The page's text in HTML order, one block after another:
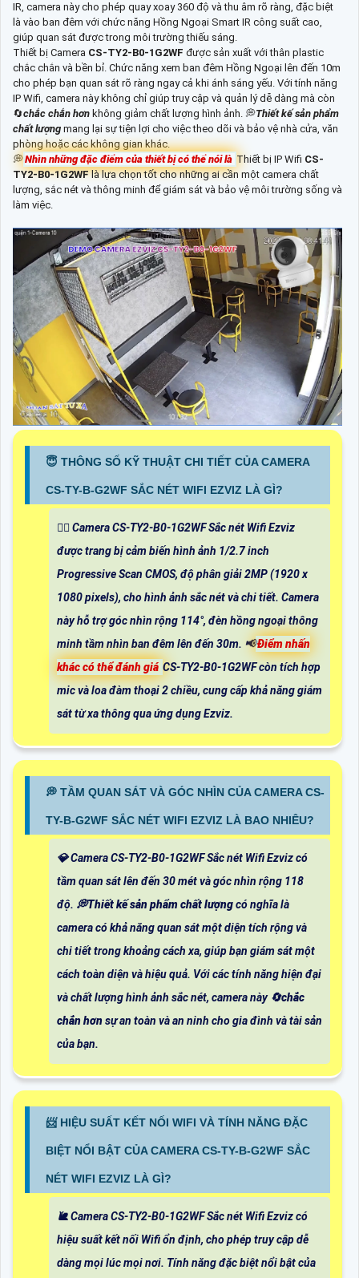
IR, camera này cho phép quay xoay 360 độ và thu âm rõ ràng, đặc biệt
là vào ban đêm với chức năng Hồng Ngoại Smart IR công suất cao,
giúp quan sát được trong môi trường thiếu sáng.
Thiết bị Camera CS-TY2-B0-1G2WF được sản xuất với thân plastic
chắc chắn và bền bỉ. Chức năng xem ban đêm Hồng Ngoại lên đến 10m
cho phép bạn quan sát rõ ràng ngay cả khi ánh sáng yếu. Với tính năng
IP Wifi, camera này không chỉ giúp truy cập và quản lý dễ dàng mà còn
🔄chắc chắn hơn không giảm chất lượng hình ảnh. 💭Thiết kế sản phẩm
chất lượng mang lại sự tiện lợi cho việc theo dõi và bảo vệ nhà cửa, văn
phòng hoặc các không gian khác.
💭Nhìn những đặc điểm của thiết bị có thể nói là Thiết bị IP Wifi CS-
TY2-B0-1G2WFlà lựa chọn tốt cho những ai cần một camera chất
lượng, sắc nét và thông minh để giám sát và bảo vệ môi trường sống và
làm việc.
😇 THÔNG SỐ KỸ THUẬT CHI TIẾT CỦA CAMERA
CS-TY-B-G2WF SẮC NÉT WIFI EZVIZ LÀ GÌ?
🙆‍♀️ Camera CS-TY2-B0-1G2WF Sắc nét Wifi Ezviz
được trang bị cảm biến hình ảnh 1/2.7 inch
Progressive Scan CMOS, độ phân giải 2MP (1920 x
1080 pixels), cho hình ảnh sắc nét và chi tiết. Camera
này hỗ trợ góc nhìn rộng 114°, đèn hồng ngoại thông
minh tầm nhìn ban đêm lên đến 30m. 📢Điểm nhấn
khác có thể đánh giá CS-TY2-B0-1G2WF còn tích hợp
mic và loa đàm thoại 2 chiều, cung cấp khả năng giám
sát từ xa thông qua ứng dụng Ezviz.
️💭 TẦM QUAN SÁT VÀ GÓC NHÌN CỦA CAMERA CS-
TY-B-G2WF SẮC NÉT WIFI EZVIZ LÀ BAO NHIÊU?
💎 Camera CS-TY2-B0-1G2WF Sắc nét Wifi Ezviz có
tầm quan sát lên đến 30 mét và góc nhìn rộng 118
độ. 💭Thiết kế sản phẩm chất lượngcó nghĩa là
camera có khả năng quan sát một diện tích rộng và
chi tiết trong khoảng cách xa, giúp bạn giám sát một
cách toàn diện và hiệu quả. Với các tính năng hiện đại
và chất lượng hình ảnh sắc nét, camera này 🔄chắc
chắn hơn sự an toàn và an ninh cho gia đình và tài sản
của bạn.
📨 HIỆU SUẤT KẾT NỐI WIFI VÀ TÍNH NĂNG ĐẶC
BIỆT NỔI BẬT CỦA CAMERA CS-TY-B-G2WF SẮC
NÉT WIFI EZVIZ LÀ GÌ?
🐌 Camera CS-TY2-B0-1G2WF Sắc nét Wifi Ezviz có
hiệu suất kết nối Wifi ổn định, cho phép truy cập dễ
dàng mọi lúc mọi nơi. Tính năng đặc biệt nổi bật của